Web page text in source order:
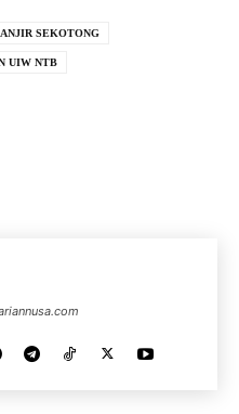
SEKOTONG
UIW NTB